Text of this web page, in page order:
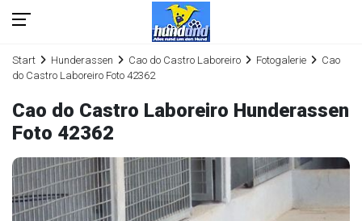
Start Hunderassen Cao do Castro Laboreiro Fotogalerie
Cao
do Castro Laboreiro Foto 42362
Cao do Castro Laboreiro Hunderassen
Foto 42362